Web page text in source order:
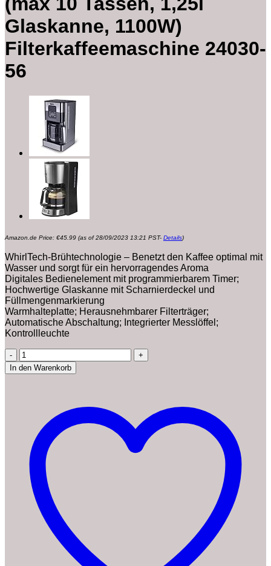
Glaskanne, 1100W)
Filterkaffeemaschine 24030-
56
Amazon.de Price: €45.99 (as of 28/09/2023 13:21 PST- Details)
WhirlTech-Brühtechnologie – Benetzt den Kaffee optimal mit
Wasser und sorgt für ein hervorragendes Aroma
Digitales Bedienelement mit programmierbarem Timer;
Hochwertige Glaskanne mit Scharnierdeckel und
Füllmengenmarkierung
Warmhalteplatte; Herausnehmbarer Filterträger;
Automatische Abschaltung; Integrierter Messlöffel;
Kontrollleuchte
Russell
Hobbs
Kaffeemaschine
optimale
Extraktion&Aroma]
Victory
Edelstahl
hochglanz-
poliert
(max
Tassen,
Glaskanne,
Filterkaffeemaschine
In den Warenkorb